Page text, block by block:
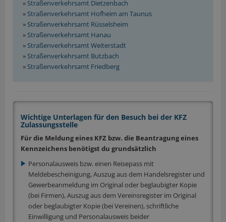
» Straßenverkehrsamt Dietzenbach
» Straßenverkehrsamt Hofheim am Taunus
» Straßenverkehrsamt Rüsselsheim
» Straßenverkehrsamt Hanau
» Straßenverkehrsamt Weiterstadt
» Straßenverkehrsamt Butzbach
» Straßenverkehrsamt Friedberg
Wichtige Unterlagen für den Besuch bei der KFZ
Zulassungsstelle
Für die Meldung eines KFZ bzw. die Beantragung eines
Kennzeichens benötigst du grundsätzlich
Personalausweis bzw. einen Reisepass mit
Meldebescheinigung, Auszug aus dem Handelsregister und
Gewerbeanmeldung im Original oder beglaubigter Kopie
(bei Firmen), Auszug aus dem Vereinsregister im Original
oder beglaubigter Kopie (bei Vereinen), schriftliche
Einwilligung und Personalausweis beider